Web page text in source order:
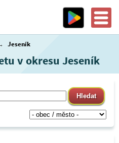
Jeseník
v okresu Jeseník